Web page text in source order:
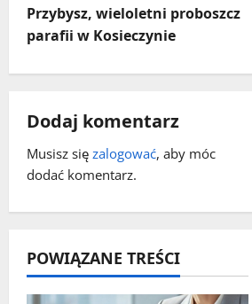
c
z
w
p
i
s
y
Przybysz, wieloletni proboszcz
parafii w Kosieczynie
Dodaj komentarz
Musisz się zalogować, aby móc
dodać komentarz.
POWIĄZANE TREŚCI